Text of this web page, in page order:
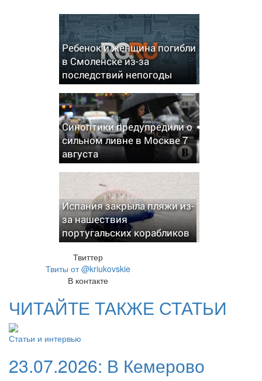
Ребенок и женщина погибли
в Смоленске из-за
последствий непогоды
Синоптики предупредили о
сильном ливне в Москве 7
августа
Испания закрыла пляжи из-
за нашествия
португальских корабликов
Твиттер
Твиты от @kriukovskie
В контакте
ЧИТАЙТЕ ТАКЖЕ СТАТЬИ
Статьи и интервью
23.07.2026: В Кемерово